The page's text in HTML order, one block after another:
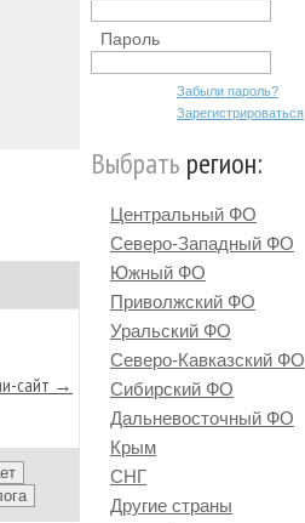
сайт →
Пароль
Забыли пароль?
Зарегистрироваться
Выбрать регион:
Центральный ФО
Северо-Западный ФО
Южный ФО
Приволжский ФО
Уральский ФО
Северо-Кавказский ФО
Сибирский ФО
Дальневосточный ФО
Крым
СНГ
Другие страны